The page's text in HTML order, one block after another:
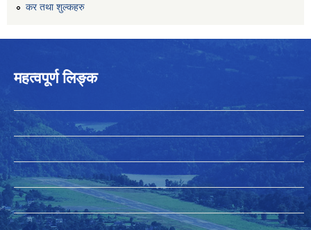
कर तथा शुल्कहरु
महत्वपूर्ण लिङ्क